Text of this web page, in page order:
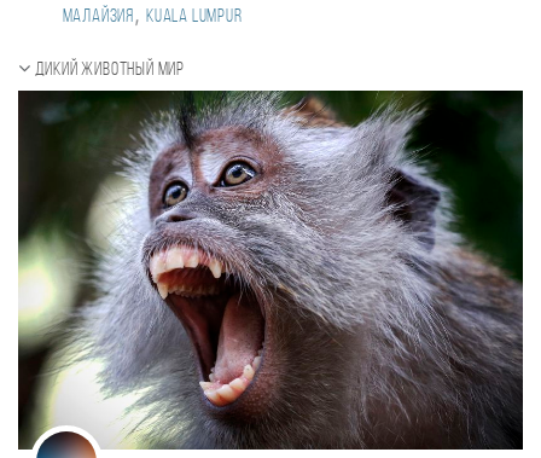
Малайзия, Kuala Lumpur
Дикий животный мир